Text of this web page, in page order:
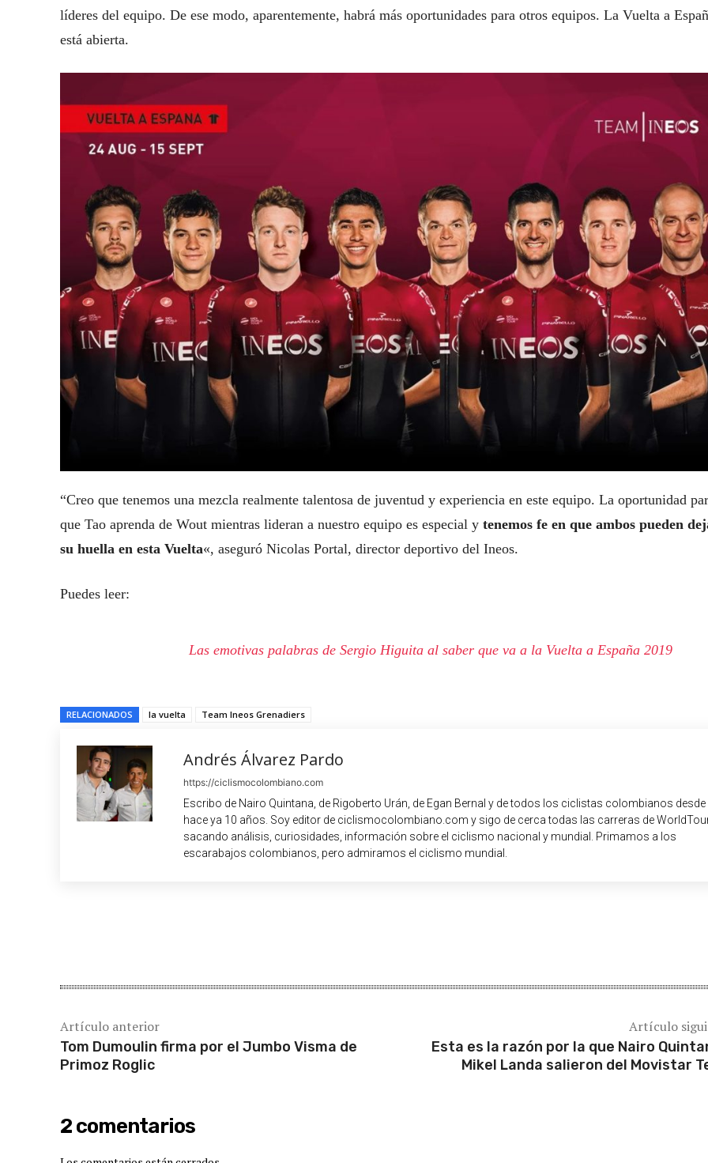
líderes del equipo. De ese modo, aparentemente, habrá más oportunidades para otros equipos. La Vuelta a
está abierta.
“Creo que tenemos una mezcla realmente talentosa de juventud y experiencia en este equipo. La oportunidad
que Tao aprenda de Wout mientras lideran a nuestro equipo es especial y tenemos fe en que ambos pueden
su huella en esta Vuelta«, aseguró Nicolas Portal, director deportivo del Ineos.
Puedes leer:
Las emotivas palabras de Sergio Higuita al saber que va a la Vuelta a España 2019
RELACIONADOS la vuelta Team Ineos Grenadiers
Andrés Álvarez Pardo
https://ciclismocolombiano.com
Escribo de Nairo Quintana, de Rigoberto Urán, de Egan Bernal y de todos los ciclistas colombianos desde
hace ya 10 años. Soy editor de ciclismocolombiano.com y sigo de cerca todas las carreras de
sacando análisis, curiosidades, información sobre el ciclismo nacional y mundial. Primamos a los
escarabajos colombianos, pero admiramos el ciclismo mundial.
Artículo anterior
Tom Dumoulin firma por el Jumbo Visma de
Primoz Roglic
Artículo
Esta es la razón por la que Nairo
Mikel Landa salieron del Movistar
2 comentarios